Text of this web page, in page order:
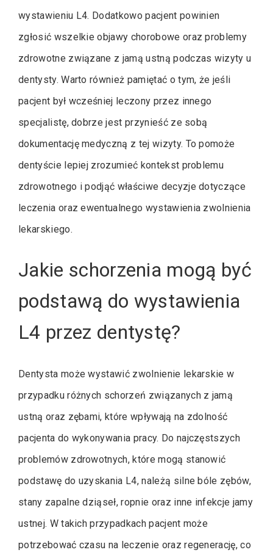
wystawieniu L4. Dodatkowo pacjent powinien
zgłosić wszelkie objawy chorobowe oraz problemy
zdrowotne związane z jamą ustną podczas wizyty u
dentysty. Warto również pamiętać o tym, że jeśli
pacjent był wcześniej leczony przez innego
specjalistę, dobrze jest przynieść ze sobą
dokumentację medyczną z tej wizyty. To pomoże
dentyście lepiej zrozumieć kontekst problemu
zdrowotnego i podjąć właściwe decyzje dotyczące
leczenia oraz ewentualnego wystawienia zwolnienia
lekarskiego.
Jakie schorzenia mogą być
podstawą do wystawienia
L4 przez dentystę?
Dentysta może wystawić zwolnienie lekarskie w
przypadku różnych schorzeń związanych z jamą
ustną oraz zębami, które wpływają na zdolność
pacjenta do wykonywania pracy. Do najczęstszych
problemów zdrowotnych, które mogą stanowić
podstawę do uzyskania L4, należą silne bóle zębów,
stany zapalne dziąseł, ropnie oraz inne infekcje jamy
ustnej. W takich przypadkach pacjent może
potrzebować czasu na leczenie oraz regenerację, co